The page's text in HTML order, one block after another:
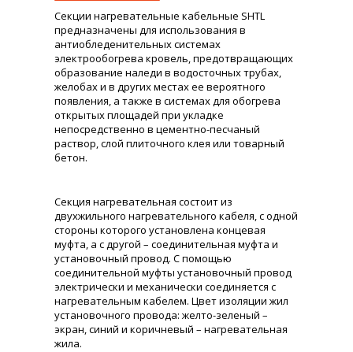
Секции нагревательные кабельные SHTL
предназначены для использования в
антиобледенительных системах
электрообогрева кровель, предотвращающих
образование наледи в водосточных трубах,
желобах и в других местах ее вероятного
появления, а также в системах для обогрева
открытых площадей при укладке
непосредственно в цементно-песчаный
раствор, слой плиточного клея или товарный
бетон.
Секция нагревательная состоит из
двухжильного нагревательного кабеля, с одной
стороны которого установлена концевая
муфта, а с другой – соединительная муфта и
установочный провод. С помощью
соединительной муфты установочный провод
электрически и механически соединяется с
нагревательным кабелем. Цвет изоляции жил
установочного провода: желто-зеленый –
экран, синий и коричневый – нагревательная
жила.